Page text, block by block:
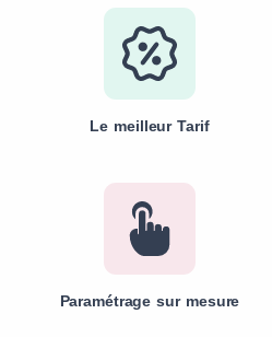
Le meilleur Tarif
Paramétrage sur mesure